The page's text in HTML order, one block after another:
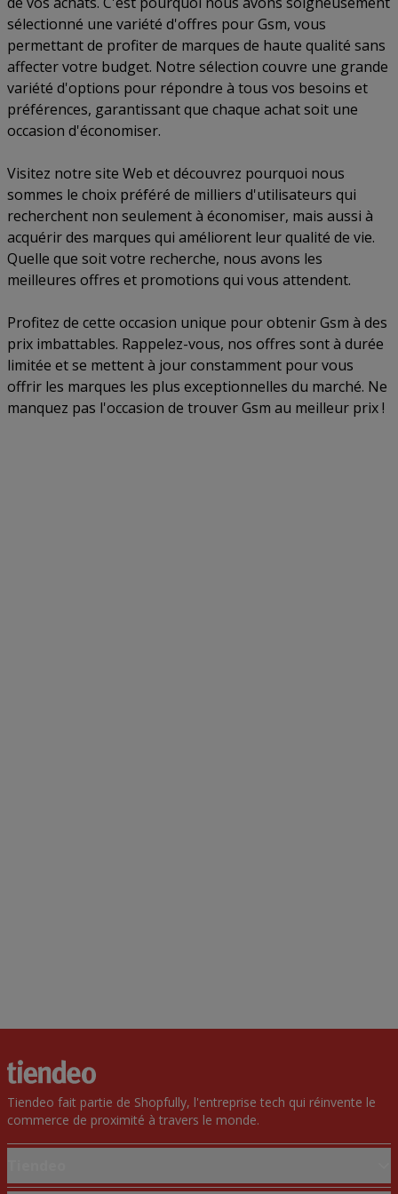
sélectionné une variété d'offres pour Gsm, vous
permettant de profiter de marques de haute qualité sans
affecter votre budget. Notre sélection couvre une grande
variété d'options pour répondre à tous vos besoins et
préférences, garantissant que chaque achat soit une
occasion d'économiser.
Visitez notre site Web et découvrez pourquoi nous
sommes le choix préféré de milliers d'utilisateurs qui
recherchent non seulement à économiser, mais aussi à
acquérir des marques qui améliorent leur qualité de vie.
Quelle que soit votre recherche, nous avons les
meilleures offres et promotions qui vous attendent.
Profitez de cette occasion unique pour obtenir Gsm à des
prix imbattables. Rappelez-vous, nos offres sont à durée
limitée et se mettent à jour constamment pour vous
offrir les marques les plus exceptionnelles du marché. Ne
manquez pas l'occasion de trouver Gsm au meilleur prix !
Tiendeo fait partie de Shopfully, l'entreprise tech qui réinvente le
commerce de proximité à travers le monde.